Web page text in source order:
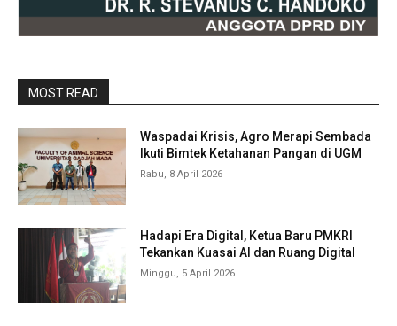
MOST READ
Waspadai Krisis, Agro Merapi Sembada
Ikuti Bimtek Ketahanan Pangan di UGM
Rabu, 8 April 2026
Hadapi Era Digital, Ketua Baru PMKRI
Tekankan Kuasai AI dan Ruang Digital
Minggu, 5 April 2026